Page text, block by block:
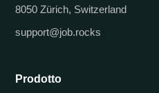
8050 Zürich, Switzerland
support@job.rocks
Prodotto